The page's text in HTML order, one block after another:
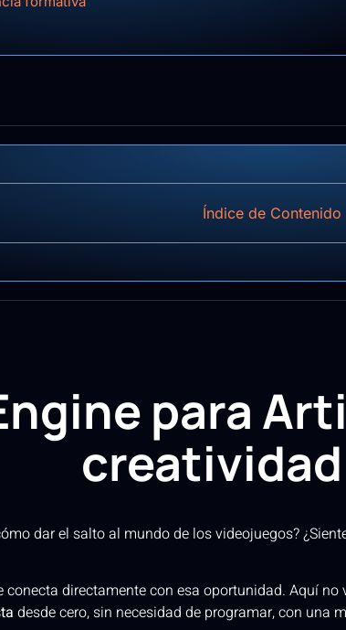
Índice de Contenido
para
creatividad
dar el salto al mundo de los videojuegos?
conecta directamente con esa oportunidad. Aquí
desde cero, sin necesidad de programar, con una